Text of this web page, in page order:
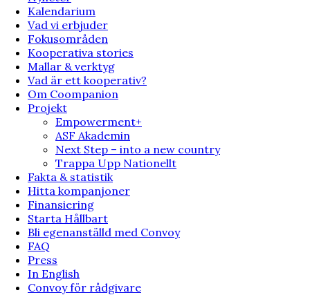
Kalendarium
Vad vi erbjuder
Fokusområden
Kooperativa stories
Mallar & verktyg
Vad är ett kooperativ?
Om Coompanion
Projekt
Empowerment+
ASF Akademin
Next Step – into a new country
Trappa Upp Nationellt
Fakta & statistik
Hitta kompanjoner
Finansiering
Starta Hållbart
Bli egenanställd med Convoy
FAQ
Press
In English
Convoy för rådgivare